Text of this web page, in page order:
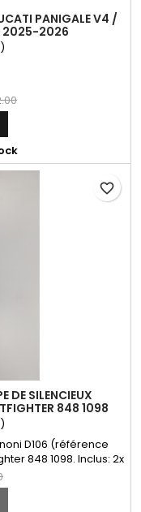
PANIGALE V4 /
2025-2026
DE SILENCIEUX
848 1098
D106 (référence
848 1098. Inclus: 2x
12x rivet borgne inox,
6x6. ENVELOPPE DE
favorite_border